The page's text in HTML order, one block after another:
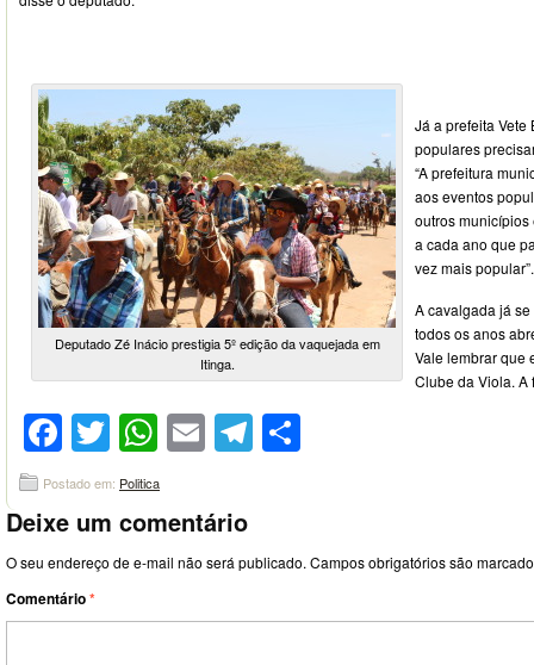
Deputado Zé Inácio prestigia 5º edição da vaquejada em
Itinga.
Já a prefeita Vete
populares
“A prefeitura
aos eventos
outros
a cada ano que
vez mais popular”.
A cavalgada já
todos os anos
Vale lembrar que
Clube da Viola. A
Facebook
Twitter
WhatsApp
EmailTelegram
Postado em: Politica
Deixe um comentário
O seu endereço de e-mail não será publicado. Campos obrigatórios são
Comentário*